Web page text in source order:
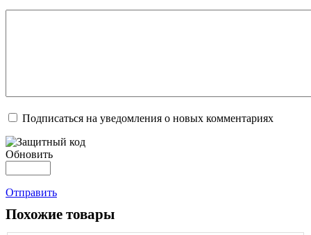
Подписаться на уведомления о новых комментариях
Обновить
Отправить
Похожие товары